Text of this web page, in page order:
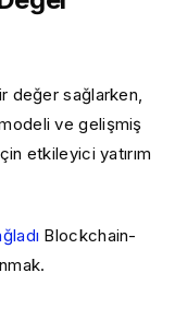
değer sağlarken,
ve gelişmiş
etkileyici yatırım
Blockchain-